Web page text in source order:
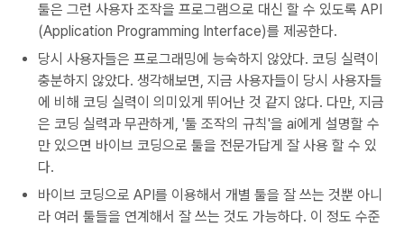
툴은 그런 사용자 조작을 프로그램으로 대신 할 수 있도록 API
(Application Programming Interface)를 제공한다.
당시 사용자들은 프로그래밍에 능숙하지 않았다. 코딩 실력이
충분하지 않았다. 생각해보면, 지금 사용자들이 당시 사용자들
에 비해 코딩 실력이 의미있게 뛰어난 것 같지 않다. 다만, 지금
은 코딩 실력과 무관하게, '툴 조작의 규칙'을 ai에게 설명할 수
만 있으면 바이브 코딩으로 툴을 전문가답게 잘 사용 할 수 있
다.
바이브 코딩으로 API를 이용해서 개별 툴을 잘 쓰는 것뿐 아니
라 여러 툴들을 연계해서 잘 쓰는 것도 가능하다. 이 정도 수준